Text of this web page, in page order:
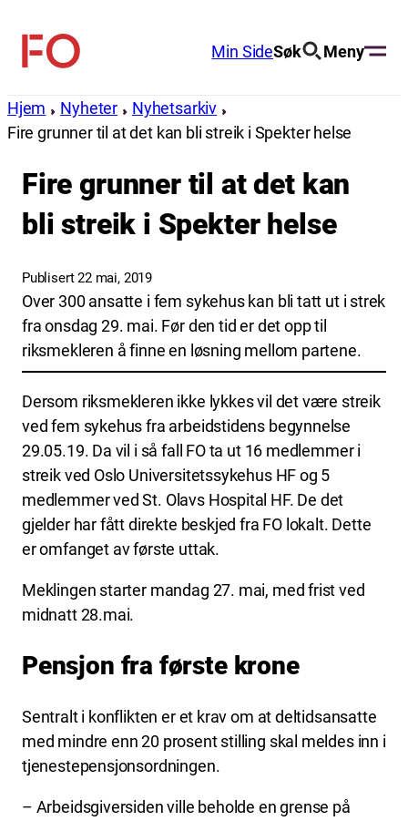
innhold
FO
Min SideSøk Meny
Hjem Nyheter
Nyhetsarkiv
Fire grunner til at det kan bli streik i Spekter helse
Fire grunner til at det kan
bli streik i Spekter helse
Publisert 22 mai, 2019
Over 300 ansatte i fem sykehus kan bli tatt ut i strek
fra onsdag 29. mai. Før den tid er det opp til
riksmekleren å finne en løsning mellom partene.
Dersom riksmekleren ikke lykkes vil det være streik
ved fem sykehus fra arbeidstidens begynnelse
29.05.19. Da vil i så fall FO ta ut 16 medlemmer i
streik ved Oslo Universitetssykehus HF og 5
medlemmer ved St. Olavs Hospital HF. De det
gjelder har fått direkte beskjed fra FO lokalt. Dette
er omfanget av første uttak.
Meklingen starter mandag 27. mai, med frist ved
midnatt 28.mai.
Pensjon fra første krone
Sentralt i konflikten er et krav om at deltidsansatte
med mindre enn 20 prosent stilling skal meldes inn i
tjenestepensjonsordningen.
– Arbeidsgiversiden ville beholde en grense på